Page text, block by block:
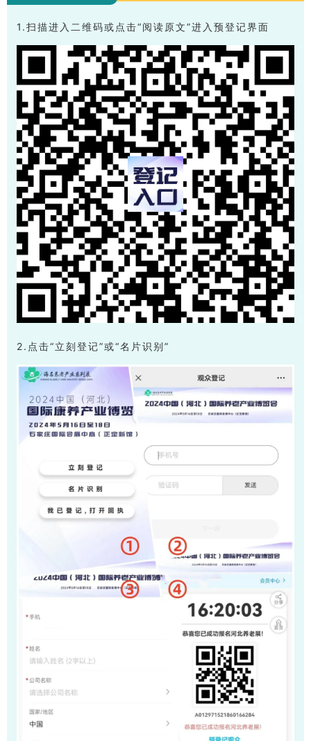
1.扫描进入二维码或点击“阅读原文”进入预登记界面
2.点击“立刻登记”或“名片识别”